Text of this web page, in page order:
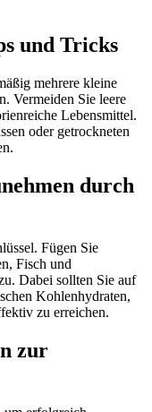
und Tricks
mehrere kleine
Vermeiden Sie leere
Lebensmittel.
oder getrockneten
durch
Fügen Sie
Fisch und
Dabei sollten Sie auf
Kohlenhydraten,
zu erreichen.
zur